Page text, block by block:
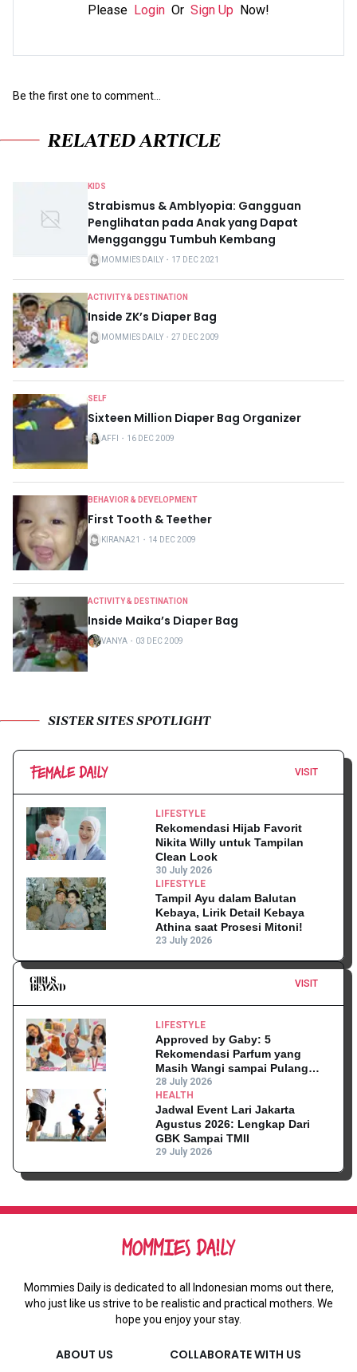
Please Login Or Sign Up Now!
Be the first one to comment...
RELATED ARTICLE
KIDS
Strabismus & Amblyopia: Gangguan
Penglihatan pada Anak yang Dapat
Mengganggu Tumbuh Kembang
MOMMIES DAILY ・ 17 DEC 2021
ACTIVITY & DESTINATION
Inside ZK’s Diaper Bag
MOMMIES DAILY ・ 27 DEC 2009
SELF
Sixteen Million Diaper Bag Organizer
AFFI ・ 16 DEC 2009
BEHAVIOR & DEVELOPMENT
First Tooth & Teether
KIRANA21 ・ 14 DEC 2009
ACTIVITY & DESTINATION
Inside Maika’s Diaper Bag
VANYA ・ 03 DEC 2009
SISTER SITES SPOTLIGHT
VISIT
LIFESTYLE
Rekomendasi Hijab Favorit
Nikita Willy untuk Tampilan
Clean Look
30 July 2026
LIFESTYLE
Tampil Ayu dalam Balutan
Kebaya, Lirik Detail Kebaya
Athina saat Prosesi Mitoni!
23 July 2026
VISIT
LIFESTYLE
Approved by Gaby: 5
Rekomendasi Parfum yang
Masih Wangi sampai Pulang
Kantor
28 July 2026
HEALTH
Jadwal Event Lari Jakarta
Agustus 2026: Lengkap Dari
GBK Sampai TMII
29 July 2026
Mommies Daily is dedicated to all Indonesian moms out there,
who just like us strive to be realistic and practical mothers. We
hope you enjoy your stay.
ABOUT US COLLABORATE WITH US